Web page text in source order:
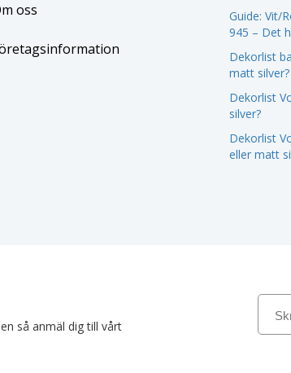
oss
Guide: Vit/
945 – Det
Dekorlist
matt silver?
Dekorlist
silver?
Dekorlist
eller matt
så anmäl dig till vårt